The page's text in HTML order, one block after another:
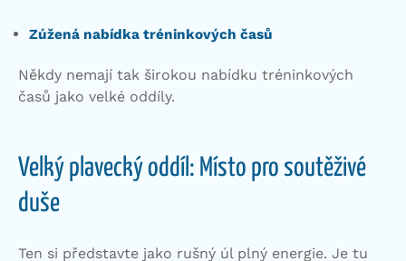
Zúžená nabídka tréninkových časů
Někdy nemají tak širokou nabídku tréninkových
časů jako velké oddíly.
Velký plavecký oddíl: Místo pro soutěživé
duše
Ten si představte jako rušný úl plný energie. Je tu